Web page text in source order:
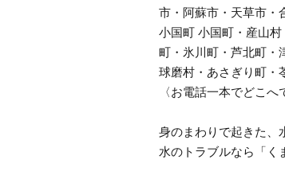
市・阿蘇市・天草市・
小国町 小国町・産山
町・氷川町・芦北町・
球磨村・あさぎり町・
〈お電話一本でどこへ
身のまわりで起きた、
水のトラブルなら「く